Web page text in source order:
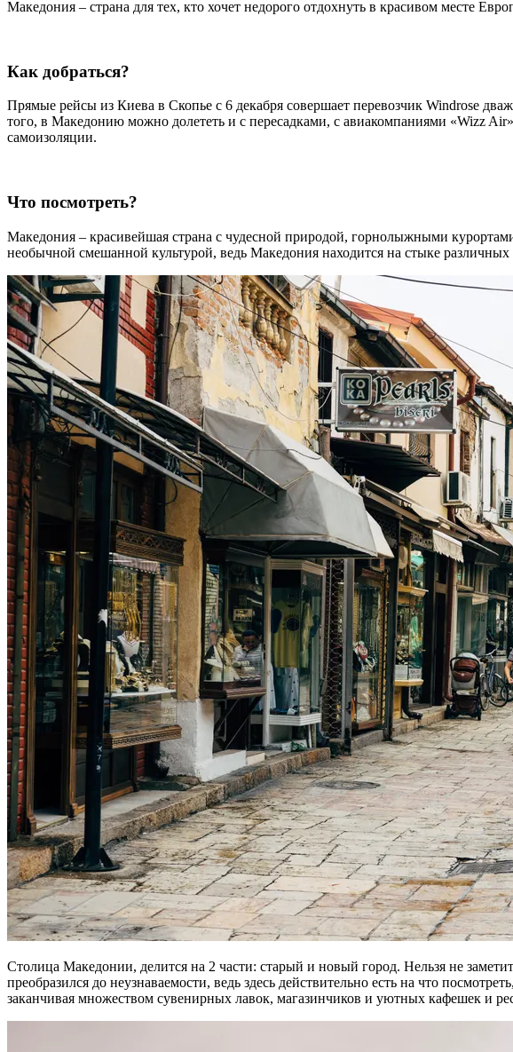
Македония – страна для тех, кто хочет недорого отдохнуть в красивом месте
Как добраться?
Прямые рейсы из Киева в Скопье с 6 декабря совершает перевозчик Windrose
того, в Македонию можно долететь и с пересадками, с авиакомпаниями «Wizz
самоизоляции.
Что посмотреть?
Македония – красивейшая страна с чудесной природой, горнолыжными
необычной смешанной культурой, ведь Македония находится на стыке различных
Столица Македонии, делится на 2 части: старый и новый город. Нельзя не
преобразился до неузнаваемости, ведь здесь действительно есть на что
заканчивая множеством сувенирных лавок, магазинчиков и уютных кафешек и